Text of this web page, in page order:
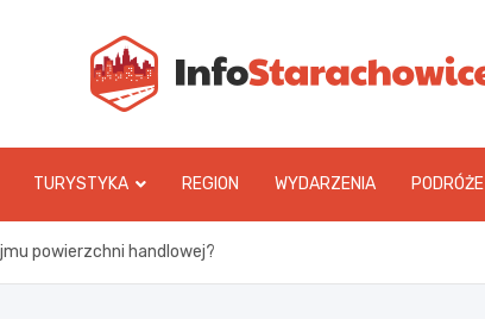
TURYSTYKA REGION WYDARZENIA PODRÓŻE
powierzchni handlowej?